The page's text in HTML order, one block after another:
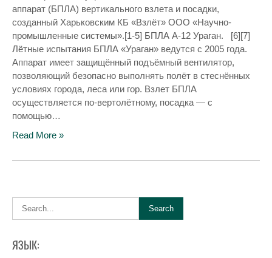
аппарат (БПЛА) вертикального взлета и посадки,
созданный Харьковским КБ «Взлёт» ООО «Научно-
промышленные системы».[1-5] БПЛА А-12 Ураган. [6][7]
Лётные испытания БПЛА «Ураган» ведутся с 2005 года.
Аппарат имеет защищённый подъёмный вентилятор,
позволяющий безопасно выполнять полёт в стеснённых
условиях города, леса или гор. Взлет БПЛА
осуществляется по-вертолётному, посадка — с
помощью…
Read More »
ЯЗЫК: